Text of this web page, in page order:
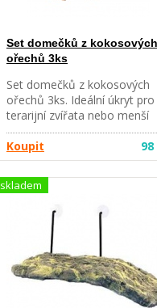
Set domečků z kokosových
ořechů 3ks
Set domečků z kokosových
ořechů 3ks. Ideální úkryt pro
terarijní zvířata nebo menší
hlodavce. Velikosti 8, 10 a 12
cm.
Koupit 98
skladem